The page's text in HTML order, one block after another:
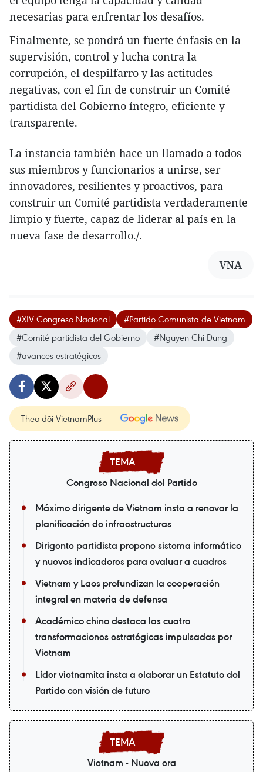
necesarias para enfrentar los desafíos.
Finalmente, se pondrá un fuerte énfasis en la
supervisión, control y lucha contra la
corrupción, el despilfarro y las actitudes
negativas, con el fin de construir un Comité
partidista del Gobierno íntegro, eficiente y
transparente.
La instancia también hace un llamado a todos
sus miembros y funcionarios a unirse, ser
innovadores, resilientes y proactivos, para
construir un Comité partidista verdaderamente
limpio y fuerte, capaz de liderar al país en la
nueva fase de desarrollo./.
VNA
#XIV Congreso Nacional
#Partido Comunista de Vietnam
#Comité partidista del Gobierno
#Nguyen Chi Dung
#avances estratégicos
Theo dõi VietnamPlus
Congreso Nacional del Partido
Máximo dirigente de Vietnam insta a renovar la
planificación de infraestructuras
Dirigente partidista propone sistema informático
y nuevos indicadores para evaluar a cuadros
Vietnam y Laos profundizan la cooperación
integral en materia de defensa
Académico chino destaca las cuatro
transformaciones estratégicas impulsadas por
Vietnam
Líder vietnamita insta a elaborar un Estatuto del
Partido con visión de futuro
Vietnam - Nueva era